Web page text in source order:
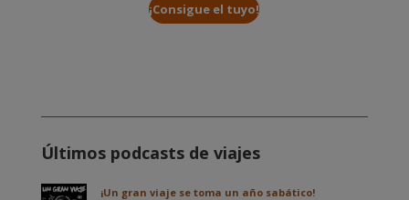
¡Consigue el tuyo!
Últimos podcasts de viajes
¡Un gran viaje se toma un año sabático!